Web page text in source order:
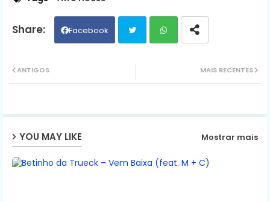
Facebook
ap
MAIS RECENTES
ANTIGOS
YOU MAY LIKE Mostrar mais